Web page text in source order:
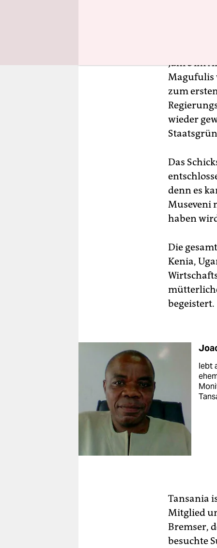
Jahre im
Magufulis
zum
wieder
Das
denn es
Museveni
haben
Die
Kenia,
begeistert.
lebt
Tansania
Mitglied
Bremser,
besuchte